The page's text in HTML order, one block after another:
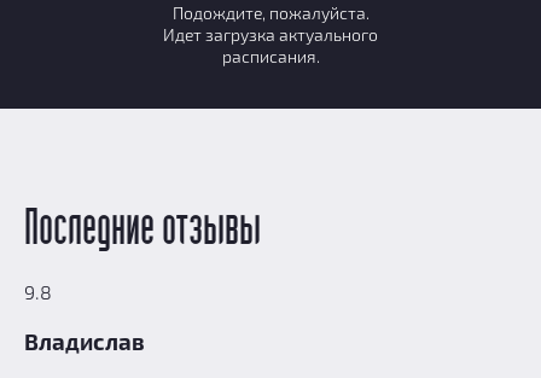
Подождите, пожалуйста.
Идет загрузка актуального
расписания.
Последние отзывы
9.8
Владислав